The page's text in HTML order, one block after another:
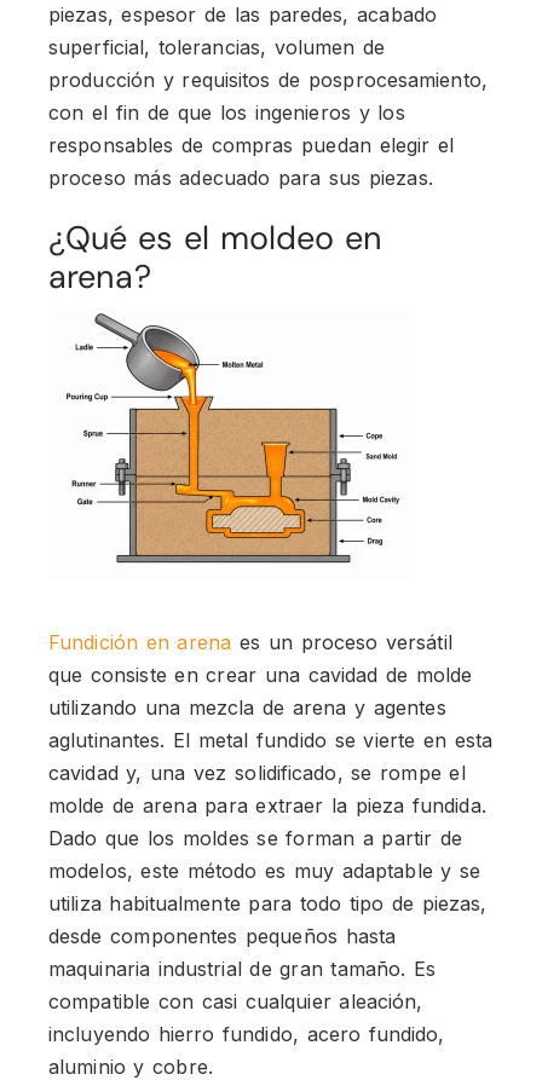
piezas, espesor de las paredes, acabado
superficial, tolerancias, volumen de
producción y requisitos de posprocesamiento,
con el fin de que los ingenieros y los
responsables de compras puedan elegir el
proceso más adecuado para sus piezas.
¿Qué es el moldeo en
arena?
Fundición en arena es un proceso versátil
que consiste en crear una cavidad de molde
utilizando una mezcla de arena y agentes
aglutinantes. El metal fundido se vierte en esta
cavidad y, una vez solidificado, se rompe el
molde de arena para extraer la pieza fundida.
Dado que los moldes se forman a partir de
modelos, este método es muy adaptable y se
utiliza habitualmente para todo tipo de piezas,
desde componentes pequeños hasta
maquinaria industrial de gran tamaño. Es
compatible con casi cualquier aleación,
incluyendo hierro fundido, acero fundido,
aluminio y cobre.